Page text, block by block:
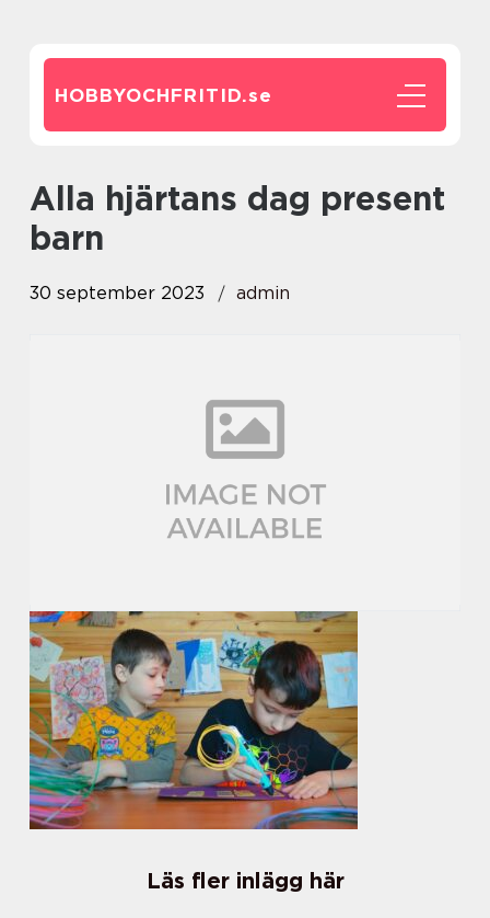
HOBBYOCHFRITID.se
alla hjärtans dag present
barn
30 september 2023 admin
Läs fler inlägg här